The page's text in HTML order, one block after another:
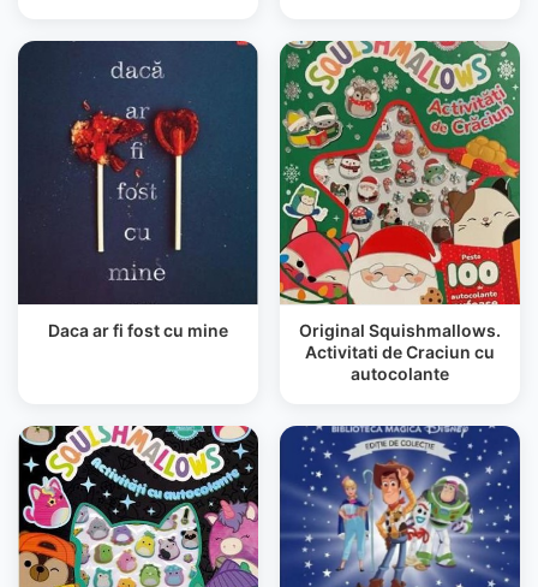
Daca ar fi fost cu mine
Original Squishmallows.
Activitati de Craciun cu
autocolante